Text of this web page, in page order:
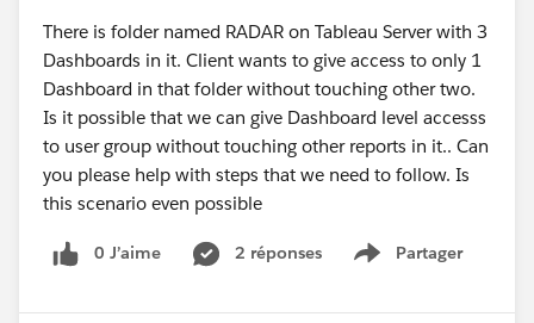
There is folder named RADAR on Tableau Server with 3
Dashboards in it. Client wants to give access to only 1
Dashboard in that folder without touching other two.
Is it possible that we can give Dashboard level accesss
to user group without touching other reports in it.. Can
you please help with steps that we need to follow. Is
this scenario even possible
0 J’aime 2 réponses Partager
Show menu